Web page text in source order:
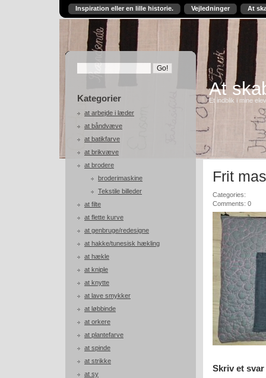
Inspiration eller en lille historie. Vejledninger At
Kategorier
at arbejde i læder
at båndvæve
at batikfarve
at brikvæve
at brodere
broderimaskine
Tekstile billeder
at filte
at flette kurve
at genbruge/redesigne
at hakke/tunesisk hækling
at hækle
at kniple
at knytte
at lave smykker
at løbbinde
at orkere
at plantefarve
at spinde
at strikke
at sy
At
Et indblik i mine
Frit
Categories:
Comments: 0
Skriv et svar